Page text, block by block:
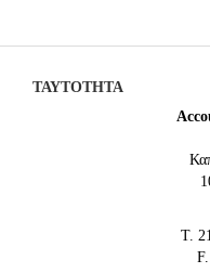
ΤΑΥΤΟΤΗΤΑ
Τ.